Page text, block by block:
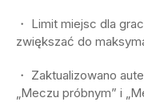
・ Limit miejsc dla
zwiększać do
・ Zaktualizowano
„Meczu próbnym” i